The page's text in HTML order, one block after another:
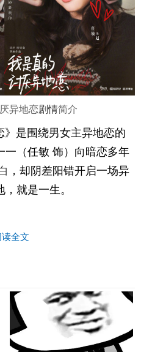
异地恋剧情简介
》是围绕男女主异地恋的
一（任敏 饰）向暗恋多年
，却阴差阳错开启一场异
就是一生。
读全文